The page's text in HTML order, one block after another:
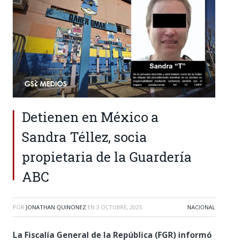
Detienen en México a
Sandra Téllez, socia
propietaria de la Guardería
ABC
POR JONATHAN QUINONEZ EN 3 OCTUBRE, 2025 NACIONAL
La Fiscalía General de la República (FGR) informó